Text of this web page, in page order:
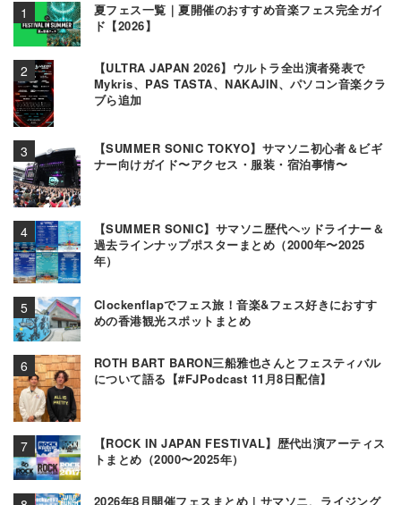
夏フェス一覧｜夏開催のおすすめ音楽フェス完全ガイ
ド【2026】
【ULTRA JAPAN 2026】ウルトラ全出演者発表で
Mykris、PAS TASTA、NAKAJIN、パソコン音楽クラ
ブら追加
【SUMMER SONIC TOKYO】サマソニ初心者＆ビギ
ナー向けガイド〜アクセス・服装・宿泊事情〜
【SUMMER SONIC】サマソニ歴代ヘッドライナー＆
過去ラインナップポスターまとめ（2000年〜2025
年）
Clockenflapでフェス旅！音楽&フェス好きにおすす
めの香港観光スポットまとめ
ROTH BART BARON三船雅也さんとフェスティバル
について語る【#FJPodcast 11月8日配信】
【ROCK IN JAPAN FESTIVAL】歴代出演アーティス
トまとめ（2000〜2025年）
2026年8月開催フェスまとめ | サマソニ、ライジング